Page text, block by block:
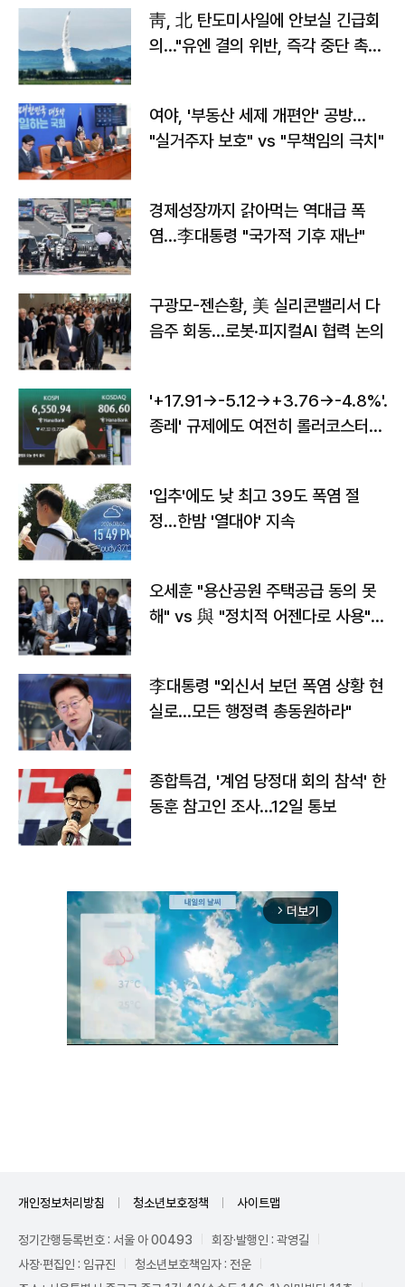
靑, 北 탄도미사일에 안보실 긴급회
의…"유엔 결의 위반, 즉각 중단 촉
여야, '부동산 세제 개편안' 공방…
"실거주자 보호" vs "무책임의 극치"
경제성장까지 갉아먹는 역대급 폭
염…李대통령 "국가적 기후 재난"
구광모-젠슨황, 美 실리콘밸리서 다
음주 회동…로봇·피지컬AI 협력 논의
'+17.91→-5.12→+3.76→-4.8%'…'
종레' 규제에도 여전히 롤러코스터
'입추'에도 낮 최고 39도 폭염 절
정…한밤 '열대야' 지속
오세훈 "용산공원 주택공급 동의 못
해" vs 與 "정치적 어젠다로 사용"
李대통령 "외신서 보던 폭염 상황 현
실로…모든 행정력 총동원하라"
종합특검, '계엄 당정대 회의 참석' 한
동훈 참고인 조사...12일 통보
arrow_forward_ios 더보기
개인정보처리방침 청소년보호정책 사이트맵
정기간행등록번호 : 서울 아 00493
회장·발행인 : 곽영길
사장·편집인 : 임규진
청소년보호책임자 : 전운